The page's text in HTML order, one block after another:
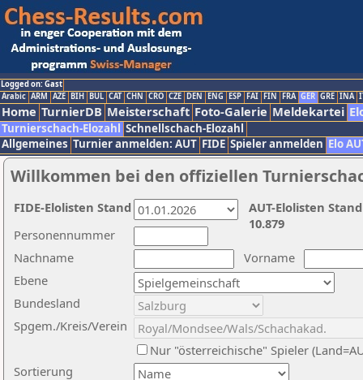
Logged on: Gast
Arabic ARM AZE BIH BUL CAT CHN CRO CZE DEN ENG ESP FAI FIN FRA GER GRE INA
Home TurnierDB Meisterschaft Foto-Galerie Meldekartei
Turnierschach-Elozahl Schnellschach-Elozahl
Allgemeines Turnier anmelden: AUT FIDE Spieler anmelden Elo
Willkommen bei den offiziellen
Nachname
Vorname
Ebene
Sortierung
Personennummer
Bundesland
Spgem./Kreis/Verein
Nur "österreichische" Spieler
AUT-Elolisten
10.879
FIDE-Elolisten Stand